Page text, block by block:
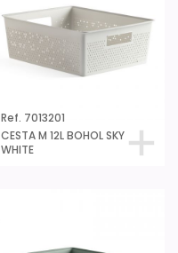
Ref. 7013201
CESTA M 12L BOHOL SKY
WHITE